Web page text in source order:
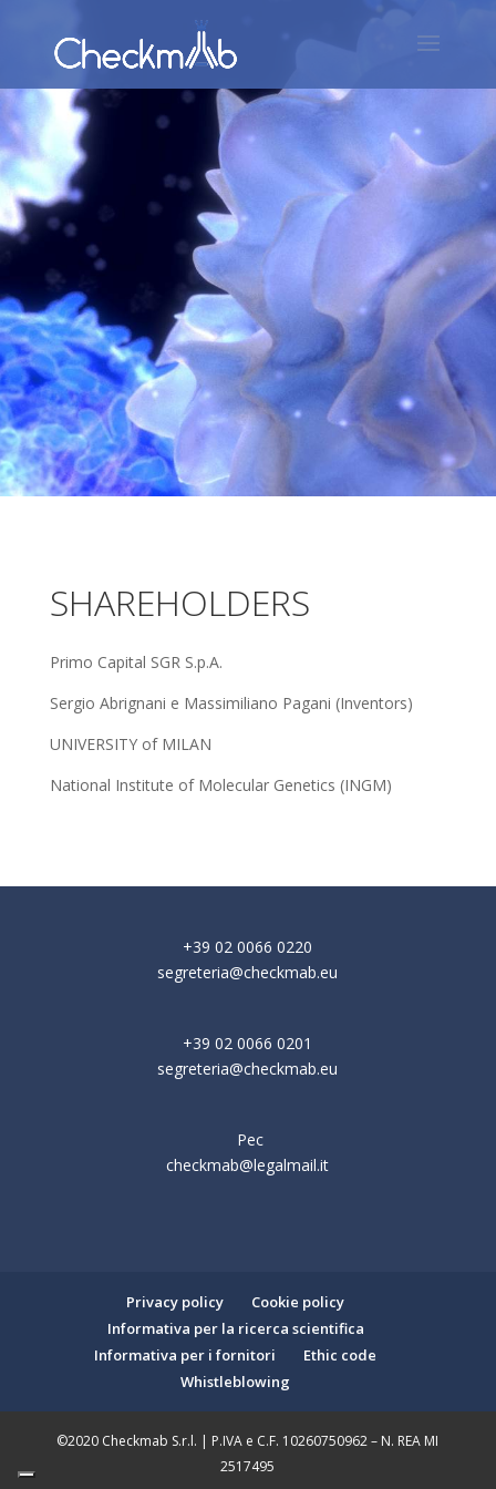
SHAREHOLDERS
Primo Capital SGR S.p.A.
Sergio Abrignani e Massimiliano Pagani (Inventors)
UNIVERSITY of MILAN
National Institute of Molecular Genetics (INGM)
+39 02 0066 0220
segreteria@checkmab.eu
+39 02 0066 0201
segreteria@checkmab.eu
Pec
checkmab@legalmail.it
Privacy policy
Cookie policy
Informativa per la ricerca scientifica
Informativa per i fornitori
Ethic code
Whistleblowing
©2020 Checkmab S.r.l. | P.IVA e C.F. 10260750962 – N. REA MI
2517495